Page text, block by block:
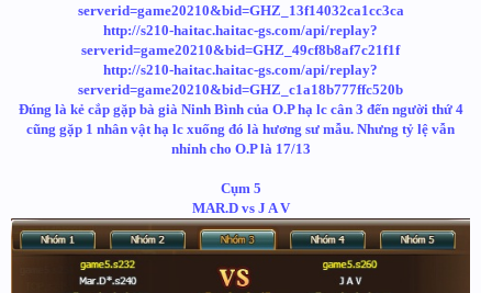
serverid=game20210&bid=GHZ_13f14032ca1cc3ca
http://s210-haitac.haitac-gs.com/api/replay?
serverid=game20210&bid=GHZ_49cf8b8af7c21f1f
http://s210-haitac.haitac-gs.com/api/replay?
serverid=game20210&bid=GHZ_c1a18b777ffc520b
Đúng là kẻ cắp gặp bà già Ninh Bình của O.P hạ lc cân 3 đến người thứ 4
cũng gặp 1 nhân vật hạ lc xuống đó là hương sư mẫu. Nhưng tỷ lệ vẫn
nhỉnh cho O.P là 17/13
Cụm 5
MAR.D vs J A V